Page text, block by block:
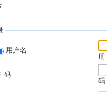
用户名
册
码
码